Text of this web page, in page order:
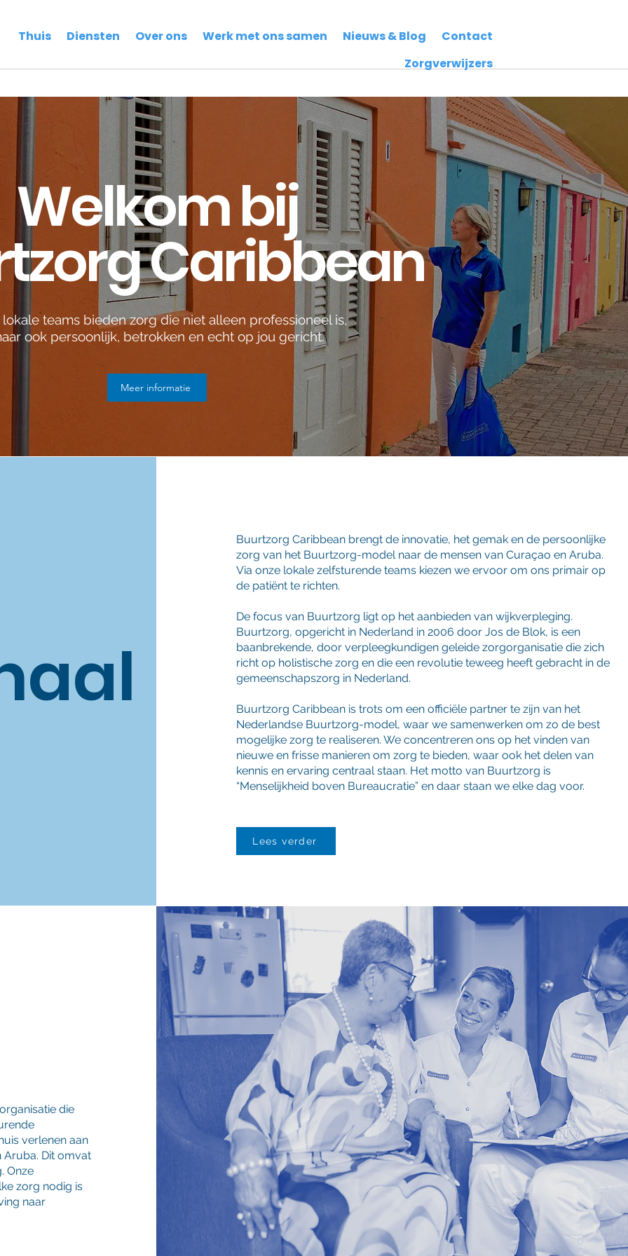
Thuis Diensten Over ons Werk met ons samen Nieuws & Blog
Contact
Zorgverwijzers
Welkom bij
Caribbean
lokale teams bieden zorg die niet alleen professioneel is,
ook persoonlijk, betrokken en echt op jou gericht.
Meer informatie
Buurtzorg Caribbean brengt de innovatie, het gemak en de persoonlijke
zorg van het Buurtzorg-model naar de mensen van Curaçao en Aruba.
Via onze lokale zelfsturende teams kiezen we ervoor om ons primair op
de patiënt te richten.
De focus van Buurtzorg ligt op het aanbieden van wijkverpleging.
Buurtzorg, opgericht in Nederland in 2006 door Jos de Blok, is een
baanbrekende, door verpleegkundigen geleide zorgorganisatie die zich
richt op holistische zorg en die een revolutie teweeg heeft gebracht in de
gemeenschapszorg in Nederland.
Buurtzorg Caribbean is trots om een officiële partner te zijn van het
Nederlandse Buurtzorg-model, waar we samenwerken om zo de best
mogelijke zorg te realiseren. We concentreren ons op het vinden van
nieuwe en frisse manieren om zorg te bieden, waar ook het delen van
kennis en ervaring centraal staan. Het motto van Buurtzorg is
“Menselijkheid boven Bureaucratie” en daar staan we elke dag voor.
Lees verder
die
verlenen aan
Aruba. Dit omvat
Onze
zorg nodig is
naar